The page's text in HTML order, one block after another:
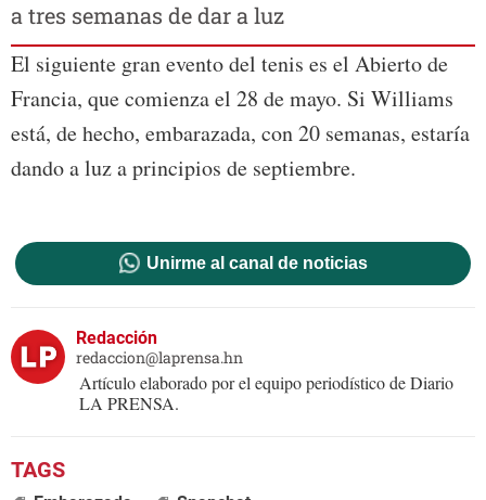
a tres semanas de dar a luz
El siguiente gran evento del tenis es el Abierto de
Francia, que comienza el 28 de mayo. Si Williams
está, de hecho, embarazada, con 20 semanas, estaría
dando a luz a principios de septiembre.
Unirme al canal de noticias
Redacción
redaccion@laprensa.hn
Artículo elaborado por el equipo periodístico de Diario
LA PRENSA.